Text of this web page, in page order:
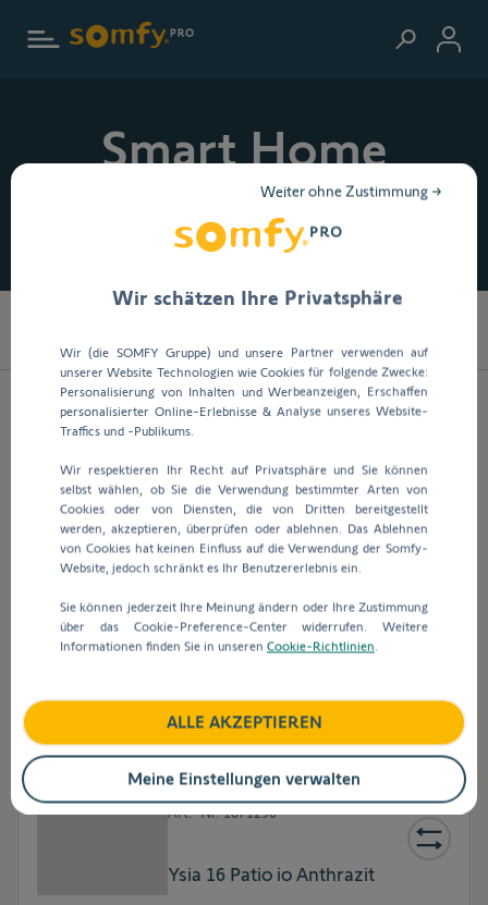
Smart Home
Smart-Home-Lösungen von Somfy
Art.-Nr.1870594
TaHoma Switch
Melden Sie sich an, um Ihre Preise zu sehen.
Art.-Nr.1871290
Ysia 16 Patio io Anthrazit
Wir schätzen Ihre Privatsphäre
Wir (die SOMFY Gruppe) und unsere Partner verwenden auf
unserer Website Technologien wie Cookies für folgende Zwecke:
Personalisierung von Inhalten und Werbeanzeigen, Erschaffen
personalisierter Online-Erlebnisse & Analyse unseres Website-
Traffics und -Publikums.
Wir respektieren Ihr Recht auf Privatsphäre und Sie können
selbst wählen, ob Sie die Verwendung bestimmter Arten von
Cookies oder von Diensten, die von Dritten bereitgestellt
werden, akzeptieren, überprüfen oder ablehnen. Das Ablehnen
von Cookies hat keinen Einfluss auf die Verwendung der Somfy-
Website, jedoch schränkt es Ihr Benutzererlebnis ein.
Sie können jederzeit Ihre Meinung ändern oder Ihre Zustimmung
über das Cookie-Preference-Center widerrufen. Weitere
Informationen finden Sie in unseren Cookie-Richtlinien
Weiter ohne Zustimmung →
ALLE AKZEPTIEREN
Meine Einstellungen verwalten